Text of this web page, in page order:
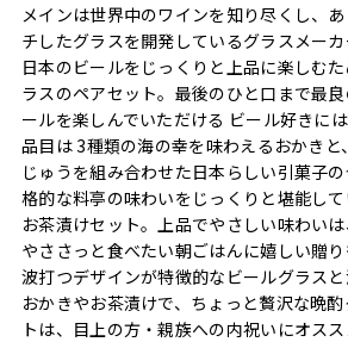
メインは世界中のワインを知り尽くし、
チしたグラスを開発しているグラスメーカ
日本のビールをじっくりと上品に楽しむ
ラスのペアセット。最後のひと口まで最
ールを楽しんでいただける ビール好きに
品目は 3種類の海の幸を味わえるおかき
じゅうを組み合わせた日本らしい引菓子
格的な料亭の味わいをじっくりと堪能し
お茶漬けセット。上品でやさしい味わい
やささっと食べたい朝ごはんに嬉しい贈り
波打つデザインが特徴的なビールグラス
おかきやお茶漬けで、ちょっと贅沢な晩
トは、目上の方・親族への内祝いにオスス